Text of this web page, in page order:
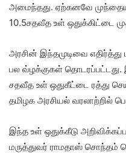
அமைந்தது. ஏற்கனவே முந்தைய
10.5சதவீத உள் ஒதுக்கிட்டை
அரசின் இந்தமுடிவை
பல வ்ழக்குகள் தொடரப்பட்டது.
சதவீத உள் ஒதுகீட்டை ரத்து
தமிழக அரசியல் வரலாற்றில்
இந்த உள் ஒதுக்கீடு
மருத்துவர் ராமதாஸ்